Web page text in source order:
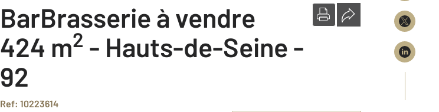
BarBrasserie à vendre
424 m2 - Hauts-de-Seine -
92
Ref: 10223614